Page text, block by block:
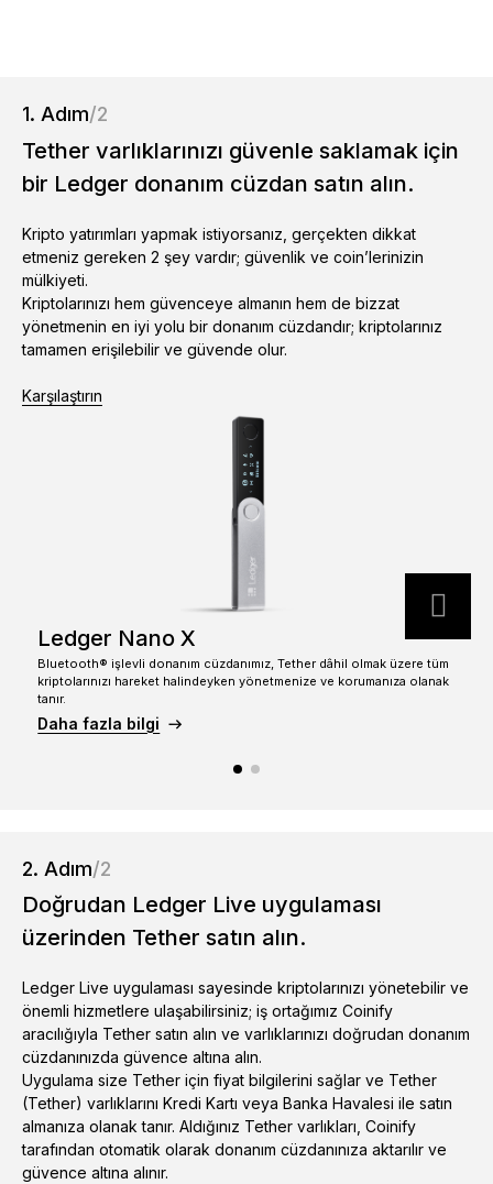
Tüm ürünlere göz atın
Donanım Cüzdanlar
Paketler
Aksesuarlar
Sınırlı sayıda
Ledger imzalayıcıları karşılaştırın
1. Adım/2
Tether varlıklarınızı güvenle saklamak için
bir Ledger donanım cüzdan satın alın.
Kripto yatırımları yapmak istiyorsanız, gerçekten dikkat
etmeniz gereken 2 şey vardır; güvenlik ve coin’lerinizin
mülkiyeti.
Kriptolarınızı hem güvenceye almanın hem de bizzat
yönetmenin en iyi yolu bir donanım cüzdandır; kriptolarınız
tamamen erişilebilir ve güvende olur.
Karşılaştırın
Ledger Nano X
Bluetooth® işlevli donanım cüzdanımız, Tether dâhil olmak üzere tüm
kriptolarınızı hareket halindeyken yönetmenize ve korumanıza olanak
tanır.
Daha fazla bilgi
2. Adım/2
Doğrudan Ledger Live uygulaması
üzerinden Tether satın alın.
Ledger Live uygulaması sayesinde kriptolarınızı yönetebilir ve
önemli hizmetlere ulaşabilirsiniz; iş ortağımız Coinify
aracılığıyla Tether satın alın ve varlıklarınızı doğrudan donanım
cüzdanınızda güvence altına alın.
Uygulama size Tether için fiyat bilgilerini sağlar ve Tether
(Tether) varlıklarını Kredi Kartı veya Banka Havalesi ile satın
almanıza olanak tanır. Aldığınız Tether varlıkları, Coinify
tarafından otomatik olarak donanım cüzdanınıza aktarılır ve
güvence altına alınır.